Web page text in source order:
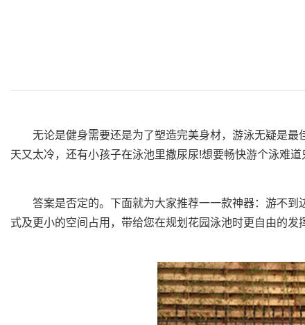
无论是健身需要还是为了塑造完美身材，游泳无疑是最
天又太冷，还有小孩子在泳池里撒尿尿!想要畅快游个泳难道
答案是否定的。下面就为大家推荐一一款神器：游不
式及更小的空间占用，带给您在规划花园泳池时更自由的